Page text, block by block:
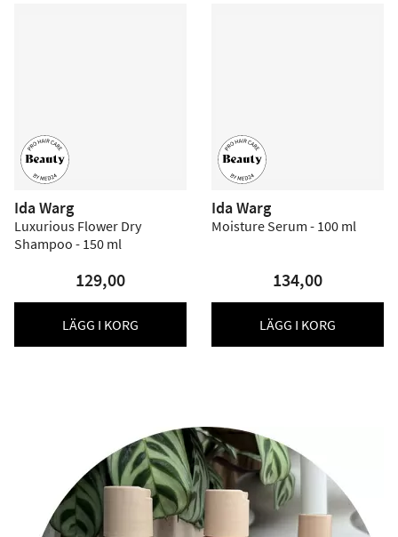
Ida Warg
Luxurious Flower Dry
Shampoo - 150 ml
129,00
LÄGG I KORG
Ida Warg
Moisture Serum - 100 ml
134,00
LÄGG I KORG